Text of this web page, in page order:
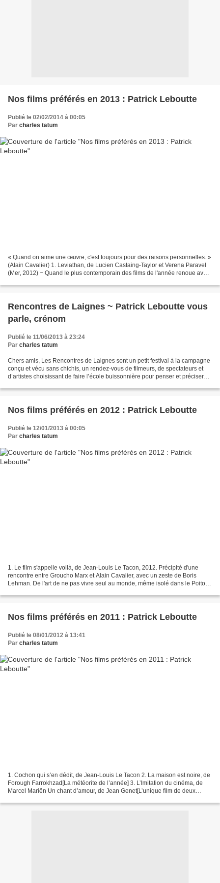
Nos films préférés en 2013 : Patrick Leboutte
Publié le 02/02/2014 à 00:05
Par charles tatum
« Quand on aime une œuvre, c'est toujours pour des raisons personnelles. »
(Alain Cavalier) 1. Leviathan, de Lucien Castaing-Taylor et Verena Paravel
(Mer, 2012) ~ Quand le plus contemporain des films de l'année renoue avec
Rencontres de Laignes ~ Patrick Leboutte vous
parle, crénom
Publié le 11/06/2013 à 23:24
Par charles tatum
Chers amis, Les Rencontres de Laignes sont un petit festival à la campagne
conçu et vécu sans chichis, un rendez-vous de filmeurs, de spectateurs et
d’artistes choisissant de faire l’école buissonnière pour penser et préciser
Nos films préférés en 2012 : Patrick Leboutte
Publié le 12/01/2013 à 00:05
Par charles tatum
1. Le film s'appelle voilà, de Jean-Louis Le Tacon, 2012. Précipité d'une
rencontre entre Groucho Marx et Alain Cavalier, avec un zeste de Boris
Lehman. De l'art de ne pas vivre seul au monde, même isolé dans le Poitou.
Nos films préférés en 2011 : Patrick Leboutte
Publié le 08/01/2012 à 13:41
Par charles tatum
1. Cochon qui s’en dédit, de Jean-Louis Le Tacon 2. La maison est noire, de
Forough Farrokhzad[La météorite de l’année] 3. L’Imitation du cinéma, de
Marcel Mariën Un chant d’amour, de Jean Genet[L’unique film de deux